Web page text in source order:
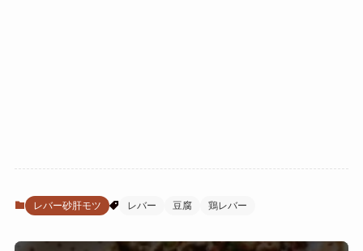
レバー砂肝モツ レバー 豆腐 鶏レバー